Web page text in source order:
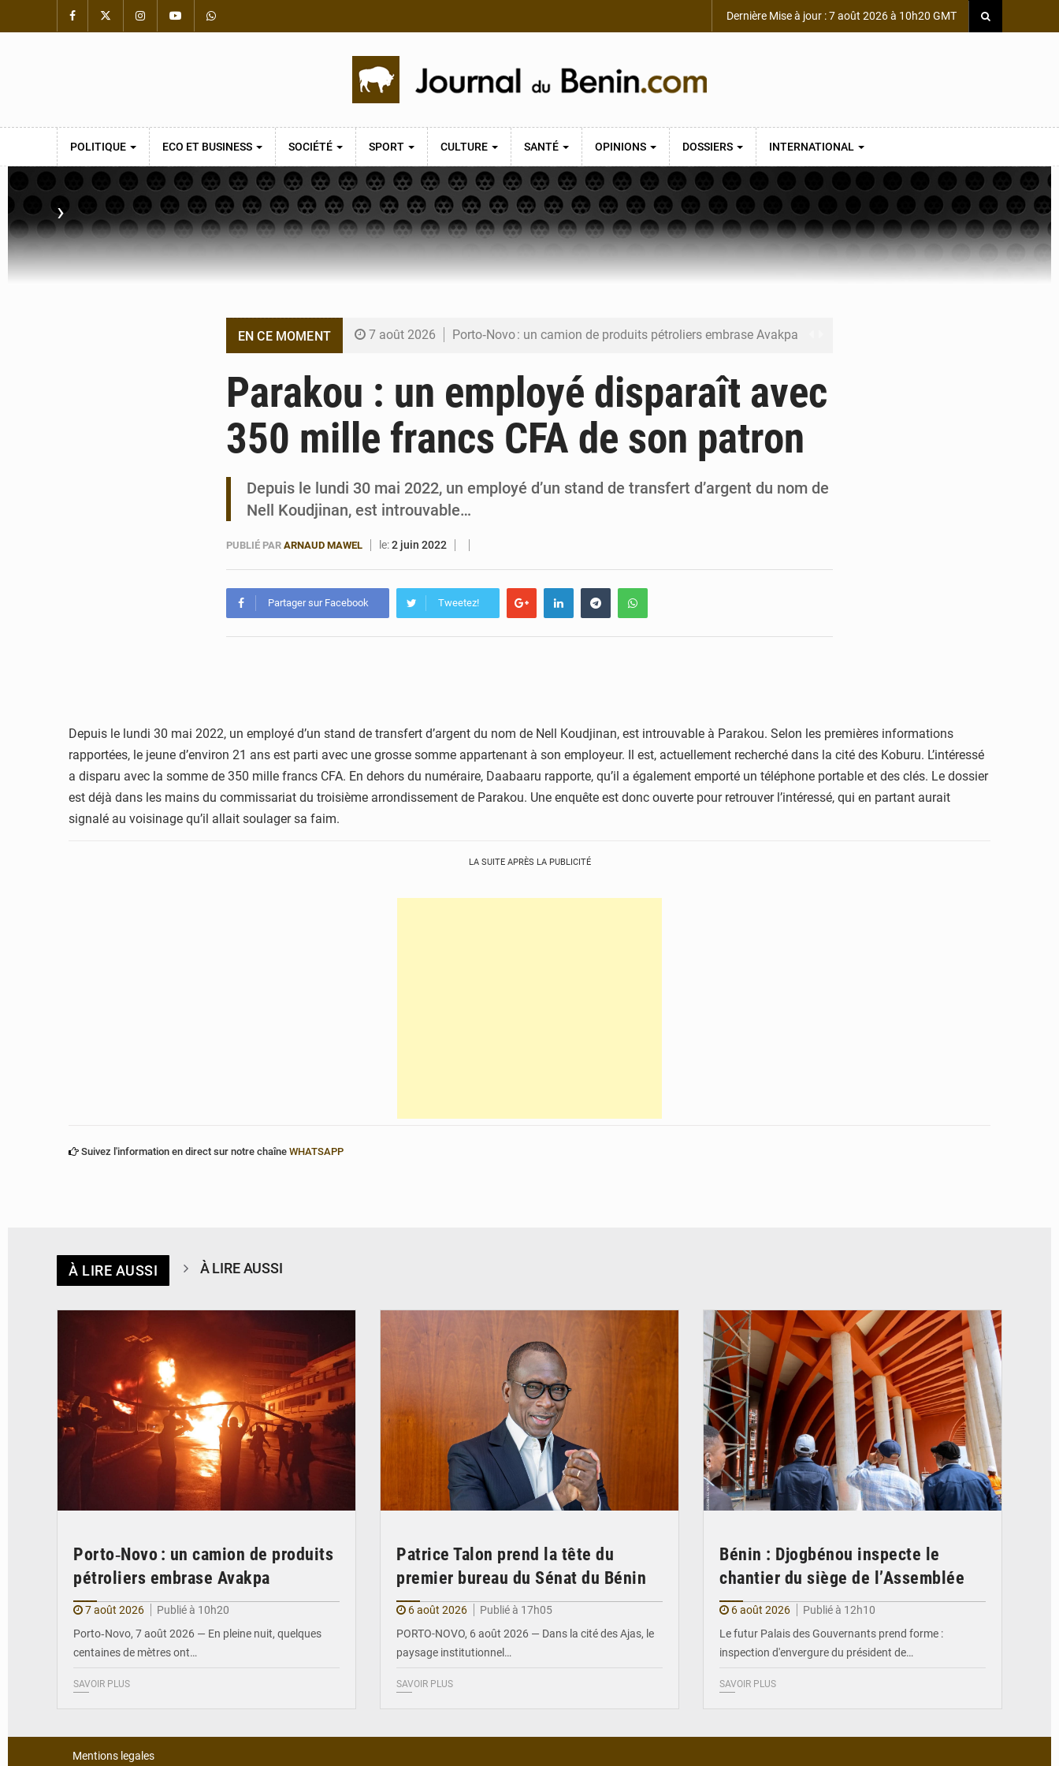
Dernière Mise à jour : 7 août 2026 à 10h20 GMT
POLITIQUE ECO ET BUSINESS SOCIÉTÉ SPORT CULTURE SANTÉ OPINIONS DOSSIERS INTERNATIONAL
›
EN CE MOMENT 7 août 2026 Porto‑Novo : un camion de produits pétroliers embrase Avakpa
6 août 2026 Bénin : Djogbénou inspecte le chantier du siège de l’Assemblée
6 août 2026 Bénin et Canada scellent un partenariat inédit
Parakou : un employé disparaît avec
350 mille francs CFA de son patron
Depuis le lundi 30 mai 2022, un employé d’un stand de transfert d’argent du nom de
Nell Koudjinan, est introuvable…
PUBLIÉ PAR ARNAUD MAWEL le:2 juin 2022
Partager sur Facebook Tweetez!
Depuis le lundi 30 mai 2022, un employé d’un stand de transfert d’argent du nom de Nell Koudjinan, est introuvable à Parakou. Selon les premières informations
rapportées, le jeune d’environ 21 ans est parti avec une grosse somme appartenant à son employeur. Il est, actuellement recherché dans la cité des Koburu. L’intéressé
a disparu avec la somme de 350 mille francs CFA. En dehors du numéraire, Daabaaru rapporte, qu’il a également emporté un téléphone portable et des clés. Le dossier
est déjà dans les mains du commissariat du troisième arrondissement de Parakou. Une enquête est donc ouverte pour retrouver l’intéressé, qui en partant aurait
signalé au voisinage qu’il allait soulager sa faim.
LA SUITE APRÈS LA PUBLICITÉ
Suivez l'information en direct sur notre chaîne WHATSAPP
À LIRE AUSSI À LIRE AUSSI
Porto‑Novo : un camion de produits
pétroliers embrase Avakpa
7 août 2026
Publié à 10h20
Porto‑Novo, 7 août 2026 — En pleine nuit, quelques
centaines de mètres ont…
SAVOIR PLUS
Patrice Talon prend la tête du
premier bureau du Sénat du Bénin
6 août 2026
Publié à 17h05
PORTO-NOVO, 6 août 2026 — Dans la cité des Ajas, le
paysage institutionnel…
SAVOIR PLUS
Bénin : Djogbénou inspecte le
chantier du siège de l’Assemblée
6 août 2026
Publié à 12h10
Le futur Palais des Gouvernants prend forme :
inspection d'envergure du président de…
SAVOIR PLUS
Mentions legales